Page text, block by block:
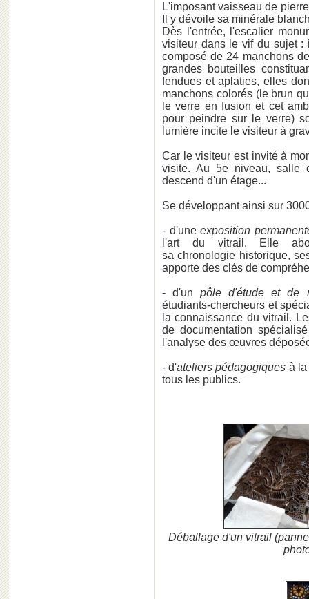
L'imposant vaisseau de
Il y dévoile sa minérale
Dès l'entrée, l'escalier
visiteur dans le vif du sujet :
composé de 24 manchons
grandes bouteilles
fendues et aplaties, elles
manchons colorés (le brun
le verre en fusion et cet
pour peindre sur le verre)
lumière incite le visiteur à
Car le visiteur est invité à
visite. Au 5e niveau, salle
descend d'un étage...
Se développant ainsi sur
- d'uneexposition
l'art du vitrail. Elle
sa chronologie historique,
apporte des clés de
- d'unpôle d'étude et de
étudiants-chercheurs et
la connaissance du vitrail.
de documentation
l'analyse des œuvres
- d'ateliers pédagogiques à la
tous les publics.
Déballage d'un vitrail